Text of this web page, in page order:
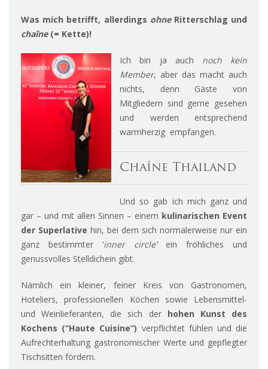
Was mich betrifft, allerdings ohneRitterschlag und
chaîne(= Kette)!
Ich bin ja auch noch
kein
Member, aber das macht auch
nichts, denn Gäste von
Mitgliedern sind gerne gesehen
und werden entsprechend
warmherzig empfangen.
Chaîne Thailand
Und so gab ich mich ganz und
gar – und mit allen Sinnen – einem kulinarischen Event
der Superlative hin, bei dem sich normalerweise nur ein
ganz bestimmter ‘inner circle’ein fröhliches und
genussvolles Stelldichein gibt.
Nämlich ein kleiner, feiner Kreis von Gastronomen,
Hoteliers, professionellen Köchen sowie Lebensmittel-
und Weinlieferanten, die sich der hohen Kunst des
Kochens (“Haute Cuisine”) verpflichtet fühlen und die
Aufrechterhaltung gastronomischer Werte und gepflegter
Tischsitten fördern.